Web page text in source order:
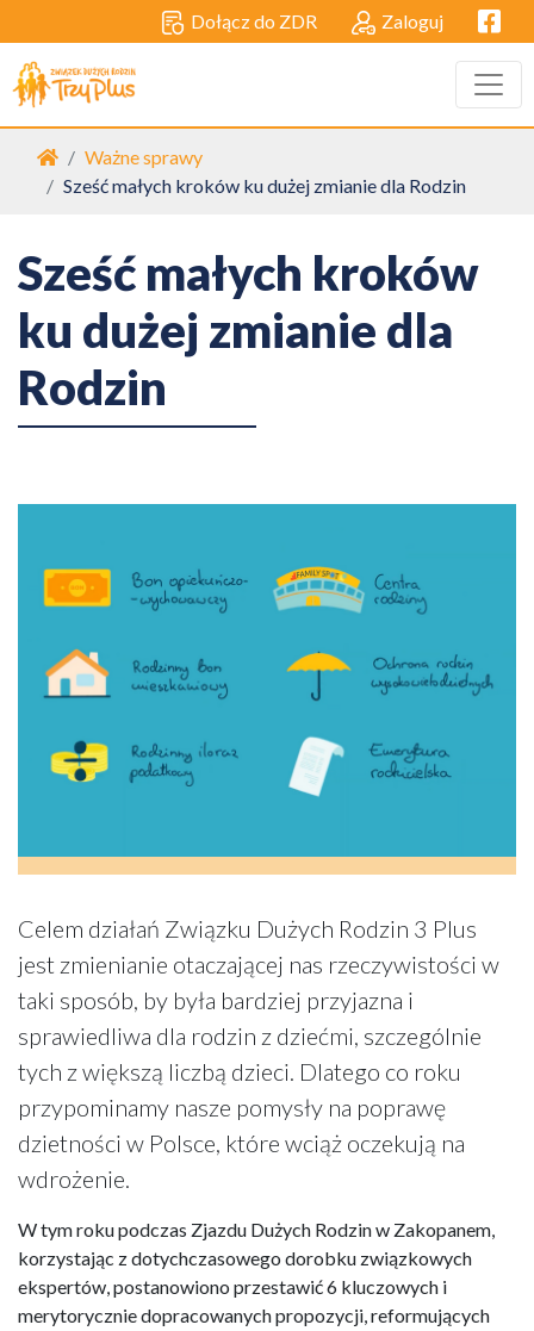
Dołącz do ZDR Zaloguj
Strona główna
Ważne sprawy
Sześć małych kroków ku dużej zmianie dla Rodzin
Sześć małych kroków
ku dużej zmianie dla
Rodzin
Celem działań Związku Dużych Rodzin 3 Plus
jest zmienianie otaczającej nas rzeczywistości w
taki sposób, by była bardziej przyjazna i
sprawiedliwa dla rodzin z dziećmi, szczególnie
tych z większą liczbą dzieci. Dlatego co roku
przypominamy nasze pomysły na poprawę
dzietności w Polsce, które wciąż oczekują na
wdrożenie.
W tym roku podczas Zjazdu Dużych Rodzin w Zakopanem,
korzystając z dotychczasowego dorobku związkowych
ekspertów, postanowiono przestawić 6 kluczowych i
merytorycznie dopracowanych propozycji, reformujących